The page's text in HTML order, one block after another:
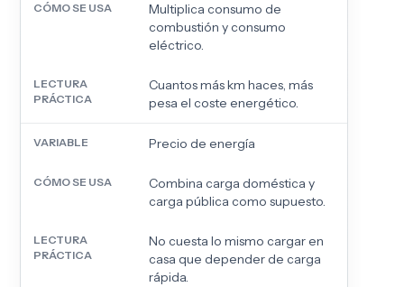
Multiplica consumo de
combustión y consumo
eléctrico.
Cuantos más km haces, más
pesa el coste energético.
Precio de energía
Combina carga doméstica y
carga pública como supuesto.
No cuesta lo mismo cargar en
casa que depender de carga
rápida.